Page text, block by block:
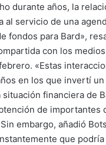
durante años, la
al servicio de una
fondos para Bard»,
con los
«Estas
en los que invertí
financiera de
de importantes
embargo, añadió
que